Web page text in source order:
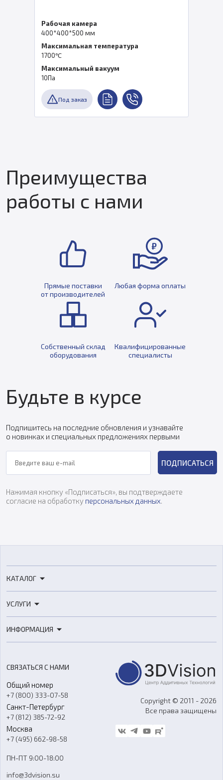
Рабочая камера
400*400*500 мм
Максимальная температура
1700℃
Максимальный вакуум
10Па
Под заказ
Преимущества
работы с нами
Прямые поставки
от производителей
Любая форма оплаты
Собственный склад
оборудования
Квалифицированные
специалисты
Будьте в курсе
Подпишитесь на последние обновления и узнавайте
о новинках и специальных предложениях первыми
ПОДПИСАТЬСЯ
Нажимая кнопку «Подписаться», вы подтверждаете
согласие на обработку персональных данных
КАТАЛОГ
3D-сканеры
Расходные материалы
Оборудование и материалы для вакуумного литья
Аксессуары и прочее оборудование
Программное обеспечение
УСЛУГИ
3D-моделирование
Ремонт и услуги
ИНФОРМАЦИЯ
О компании
Контакты
Гос. закупки
Стать дилером
Блог
FAQ
СВЯЗАТЬСЯ С НАМИ
Общий номер
+7 (800) 333-07-58
Санкт-Петербург
+7 (812) 385-72-92
Москва
+7 (495) 662-98-58
ПН-ПТ 9:00-18:00
info@3dvision.su
Copyright © 2011 - 2026
Все права защищены